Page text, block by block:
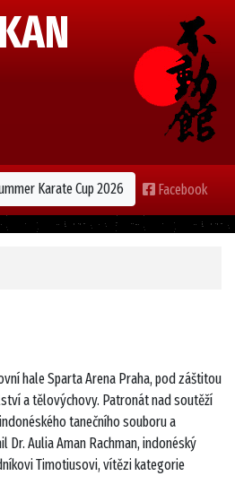
Karate Cup 2026 Facebook
hale Sparta Arena Praha, pod záštitou
a tělovýchovy. Patronát nad soutěží
tanečního souboru a
Aulia Aman Rachman, indonéský
Timotiusovi, vítězi kategorie